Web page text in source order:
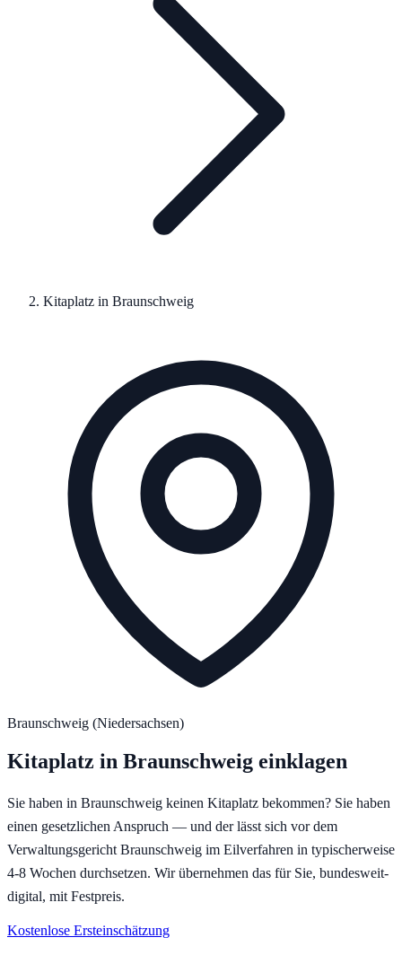
Kitaplatz in Braunschweig
Braunschweig (Niedersachsen)
Kitaplatz in Braunschweig einklagen
Sie haben in Braunschweig keinen Kitaplatz bekommen? Sie haben
einen gesetzlichen Anspruch — und der lässt sich vor dem
Verwaltungsgericht Braunschweig im Eilverfahren in typischerweise
4-8 Wochen durchsetzen. Wir übernehmen das für Sie, bundesweit-
digital, mit Festpreis.
Kostenlose Ersteinschätzung